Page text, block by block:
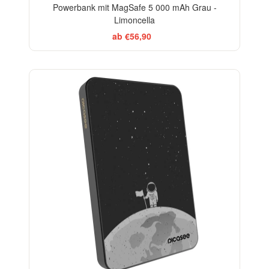
Powerbank mit MagSafe 5 000 mAh Grau -
Limoncella
ab €56,90